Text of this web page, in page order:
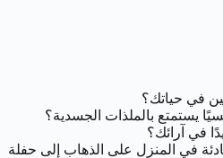
في حياتك؟
يستمتع بالملذات الجسدية؟
في آرائك؟
في المنزل على الذهاب إلى حفلة